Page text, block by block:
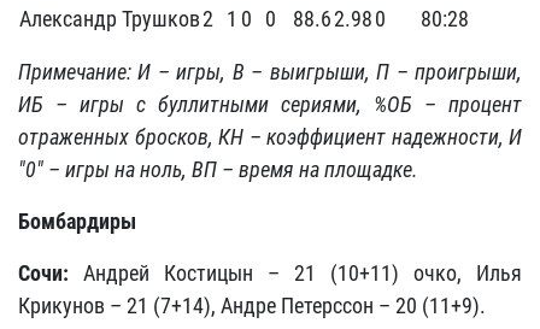
Александр Трушков2 1 0 0 88.62.980 80:28
Примечание: И – игры, В – выигрыши, П – проигрыши,
ИБ – игры с буллитными сериями, %ОБ – процент
отраженных бросков, КН – коэффициент надежности, И
"0" – игры на ноль, ВП – время на площадке.
Бомбардиры
Сочи: Андрей Костицын – 21 (10+11) очко, Илья
Крикунов – 21 (7+14), Андре Петерссон – 20 (11+9).